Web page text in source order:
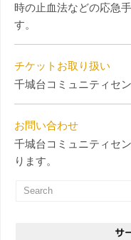
時の止血法などの応急
す。
チケットお取り扱い
千城台コミュニティセ
お問い合わせ
千城台コミュニティセ
ります。
サ